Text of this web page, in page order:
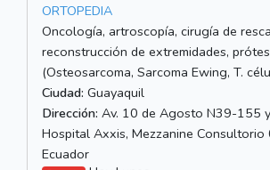
ORTOPEDIA
Oncología, artroscopía, cirugía de
reconstrucción de extremidades,
(Osteosarcoma, Sarcoma Ewing, T.
Ciudad: Guayaquil
Dirección: Av. 10 de Agosto N39-155
Hospital Axxis, Mezzanine Consultorio
Ecuador